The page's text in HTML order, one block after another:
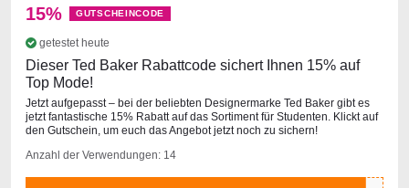
15% GUTSCHEINCODE
getestet heute
Dieser Ted Baker Rabattcode sichert Ihnen 15% auf
Top Mode!
Jetzt aufgepasst – bei der beliebten Designermarke Ted Baker gibt es
jetzt fantastische 15% Rabatt auf das Sortiment für Studenten. Klickt auf
den Gutschein, um euch das Angebot jetzt noch zu sichern!
Anzahl der Verwendungen: 14